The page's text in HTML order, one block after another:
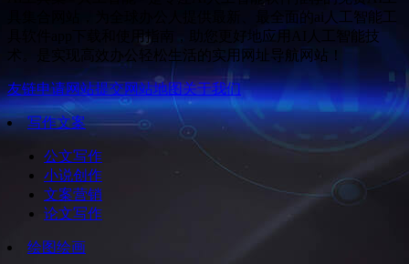
具集合网站，为全球办公人提供最新、最全面的ai人工智能工
具软件app下载和使用指南，助您更好地应用AI人工智能技
术。是实现高效办公轻松生活的实用网址导航网站！
友链申请网站提交网站地图关于我们
写作文案
公文写作
小说创作
文案营销
论文写作
绘图绘画